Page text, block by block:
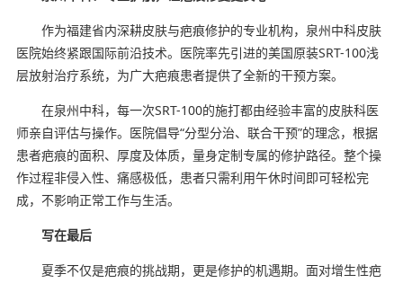
作为福建省内深耕皮肤与疤痕修护的专业机构，泉州中科皮肤
医院始终紧跟国际前沿技术。医院率先引进的美国原装SRT-100浅
层放射治疗系统，为广大疤痕患者提供了全新的干预方案。
在泉州中科，每一次SRT-100的施打都由经验丰富的皮肤科医
师亲自评估与操作。医院倡导“分型分治、联合干预”的理念，根据
患者疤痕的面积、厚度及体质，量身定制专属的修护路径。整个操
作过程非侵入性、痛感极低，患者只需利用午休时间即可轻松完
成，不影响正常工作与生活。
写在最后
夏季不仅是疤痕的挑战期，更是修护的机遇期。面对增生性疤